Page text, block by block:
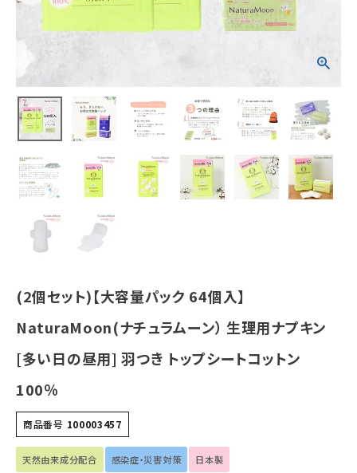
ートコットン10
ホーム
新商品
カテゴリーから探す
美容・コスメ・香水
衛生用品
日用品雑貨
フェムケア
キッズ・ベビー・マタニティ
キッチン用品
(2個セット)【大容量パック 64個入】
NaturaMoon(ナチュラムーン） 生理用ナプキン
[多い日の昼用] 羽つき トップシートコットン
100％
商品番号 100003457
天然由来成分配合 感染症・災害対策 日本製